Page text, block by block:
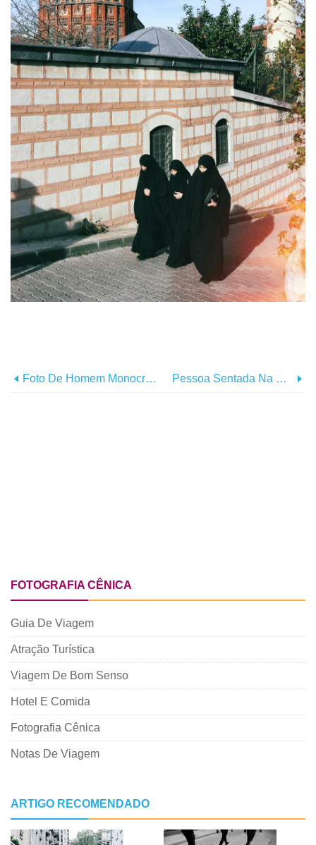
Foto De Homem Monocromático Sozinho, Olhando Além Da Costa Pessoa Sentada Na Calçada Ao Lado Da Foto Das Malas
FOTOGRAFIA CÊNICA
Guia De Viagem
Atração Turística
Viagem De Bom Senso
Hotel E Comida
Fotografia Cênica
Notas De Viagem
ARTIGO RECOMENDADO